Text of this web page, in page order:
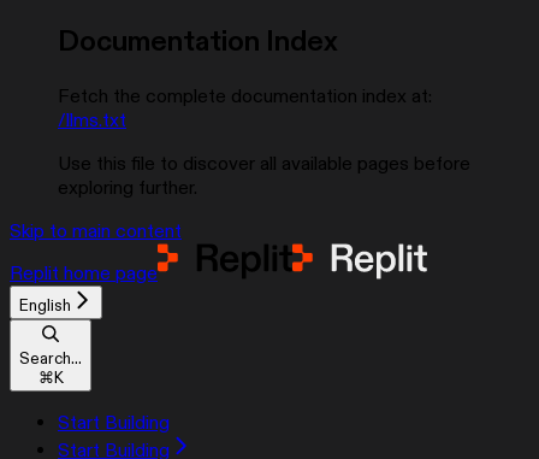
Documentation Index
Fetch the complete documentation index at:
/llms.txt
Use this file to discover all available pages before
exploring further.
Skip to main content
Replit home page
English
Search...
⌘K
Start Building
Start Building